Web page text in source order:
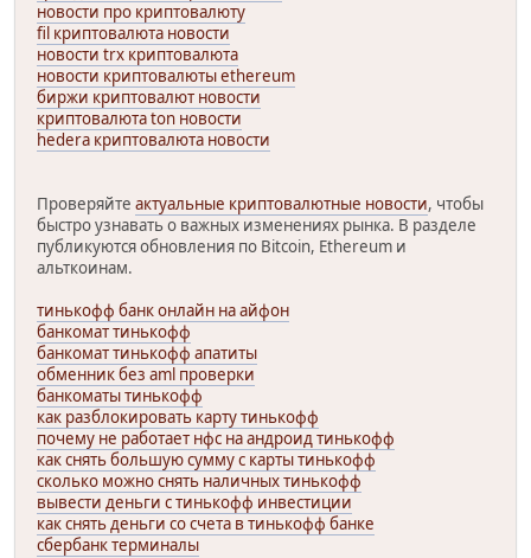
новости про криптовалюту
fil криптовалюта новости
новости trx криптовалюта
новости криптовалюты ethereum
биржи криптовалют новости
криптовалюта ton новости
hedera криптовалюта новости
Проверяйте актуальные криптовалютные новости, чтобы
быстро узнавать о важных изменениях рынка. В разделе
публикуются обновления по Bitcoin, Ethereum и
альткоинам.
тинькофф банк онлайн на айфон
банкомат тинькофф
банкомат тинькофф апатиты
обменник без aml проверки
банкоматы тинькофф
как разблокировать карту тинькофф
почему не работает нфс на андроид тинькофф
как снять большую сумму с карты тинькофф
сколько можно снять наличных тинькофф
вывести деньги с тинькофф инвестиции
как снять деньги со счета в тинькофф банке
сбербанк терминалы